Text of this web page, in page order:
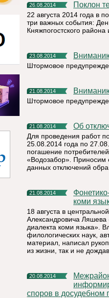
26.08.2014 Поклон
22 августа 2014 года в
три важных события:
Княжпогостского
23.08.2014
Штормовое
21.08.2014
Штормовое
21.08.2014 Об
Для проведения работ
25.08.2014 года по
погашение
«Водозабор». Приносим
данных отключений
21.08.2014
Фонетико-морфологические особенности вымского диалекта
коми
18 августа в
Александровича Ляшева
диалекта коми языка».
филологических наук,
материал, написал
из жизни, так и не
20.08.2014
Межрайонная ИФНС России № 5 по Республике Коми
споров в досудебном